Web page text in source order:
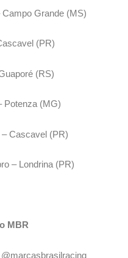
Campo Grande (MS)
(PR)
(RS)
Potenza (MG)
– Cascavel (PR)
– Londrina (PR)
MBR